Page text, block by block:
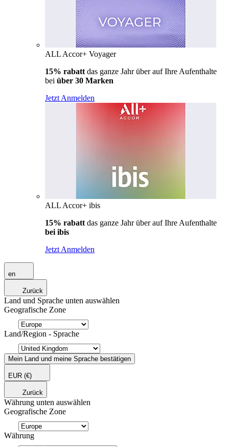
ALL Accor+ Voyager
15% rabatt das ganze Jahr über auf Ihre Aufenthalte
bei über 30 Marken
Jetzt Anmelden
ALL Accor+ ibis
15% rabatt das ganze Jahr über auf Ihre Aufenthalte
bei ibis
Jetzt Anmelden
en
Zurück
Land und Sprache unten auswählen
Geografische Zone
Land/Region - Sprache
Mein Land und meine Sprache bestätigen
EUR (€)
Zurück
Währung unten auswählen
Geografische Zone
Währung